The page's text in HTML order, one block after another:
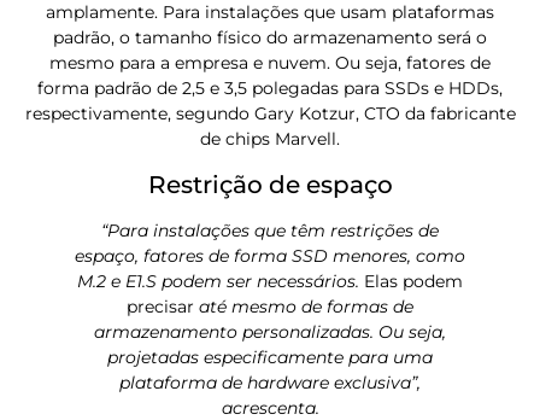
amplamente. Para instalações que usam plataformas
padrão, o tamanho físico do armazenamento será o
mesmo para a empresa e nuvem. Ou seja, fatores de
forma padrão de 2,5 e 3,5 polegadas para SSDs e HDDs,
respectivamente, segundo Gary Kotzur, CTO da fabricante
de chips Marvell.
Restrição de espaço
“Para instalações que têm restrições de
espaço, fatores de forma SSD menores, como
M.2 e E1.S podem ser necessários. Elas podem
precisar até mesmo de formas de
armazenamento personalizadas. Ou seja,
projetadas especificamente para uma
plataforma de hardware exclusiva”,
acrescenta.